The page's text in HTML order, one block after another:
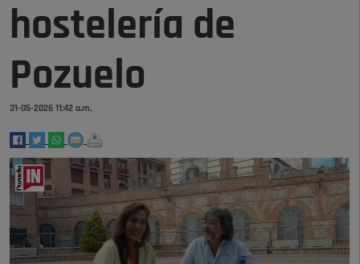
hostelería de
Pozuelo
31-05-2026 11:42 a.m.